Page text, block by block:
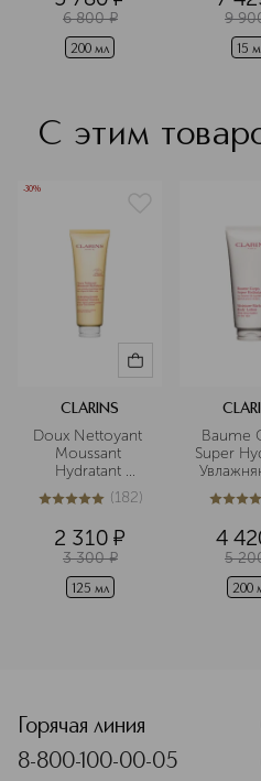
6 800 ¤
200 мл
гель-
9
15
С этим
-30%
CLARINS
Doux Nettoyant
Moussant
Hydratant
Очищающий
пенящийся
нормальной и
сухой кожи
5из 5182 (182)
2 310 ¤
3 300 ¤
125 мл
Baume
Super
5из 51
4
5
200
Горячая линия
8-800-100-00-05